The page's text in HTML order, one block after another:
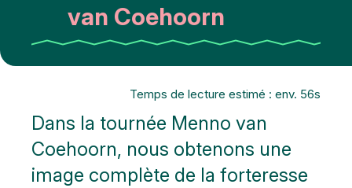
van Coehoorn
Temps de lecture estimé : env. 56s
Dans la tournée Menno van
Coehoorn, nous obtenons une
image complète de la forteresse